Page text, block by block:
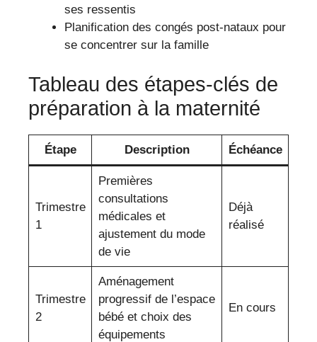
ses ressentis
Planification des congés post-nataux pour
se concentrer sur la famille
Tableau des étapes-clés de
préparation à la maternité
Étape Description Échéance
Trimestre
1
Premières
consultations
médicales et
ajustement du mode
de vie
Déjà
réalisé
Trimestre
2
Aménagement
progressif de l’espace
bébé et choix des
équipements
En cours